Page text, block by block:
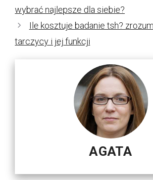
wybrać najlepsze dla siebie?
Ile kosztuje badanie tsh?
tarczycy i jej funkcji
AGATA